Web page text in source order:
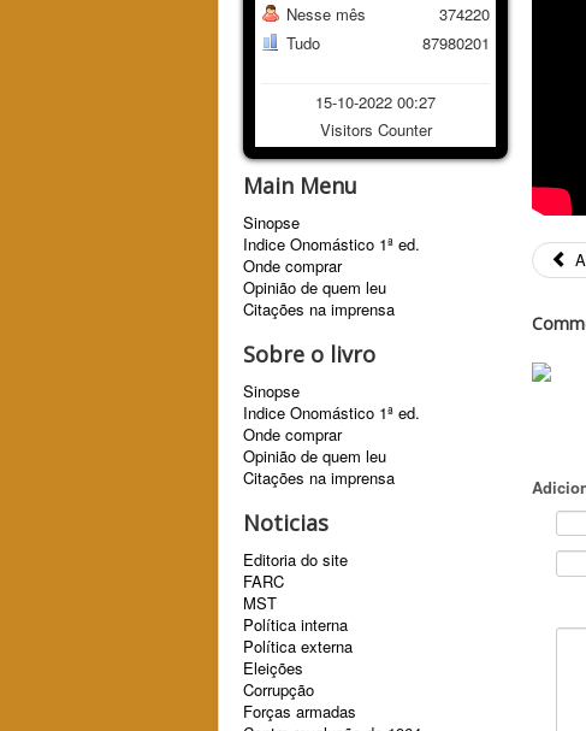
Nesse mês
Tudo
374220
87980201
15-10-2022 00:27
Visitors Counter
Main Menu
Sinopse
Indice Onomástico 1ª ed.
Onde comprar
Opinião de quem leu
Citações na imprensa
Sobre o livro
Sinopse
Indice Onomástico 1ª ed.
Onde comprar
Opinião de quem leu
Citações na imprensa
Noticias
Editoria do site
FARC
MST
Política interna
Política externa
Eleições
Corrupção
Forças armadas